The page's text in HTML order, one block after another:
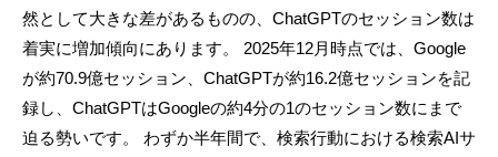
然として大きな差があるものの、ChatGPTのセッション数は
着実に増加傾向にあります。 2025年12月時点では、Google
が約70.9億セッション、ChatGPTが約16.2億セッションを記
録し、ChatGPTはGoogleの約4分の1のセッション数にまで
迫る勢いです。 わずか半年間で、検索行動における検索AIサ